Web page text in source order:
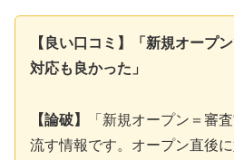
【良い口コミ】「新規オープ
対応も良かった」
【論破】
「新規オープン＝審
流す情報です。オープン直後